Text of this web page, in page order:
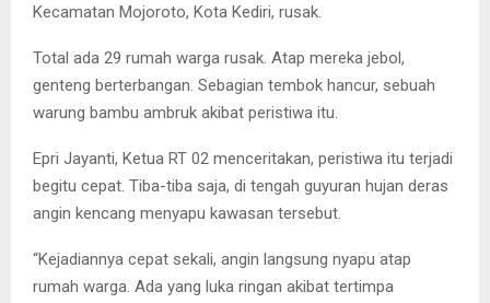
Kecamatan Mojoroto, Kota Kediri, rusak.
Total ada 29 rumah warga rusak. Atap mereka jebol,
genteng berterbangan. Sebagian tembok hancur, sebuah
warung bambu ambruk akibat peristiwa itu.
Epri Jayanti, Ketua RT 02 menceritakan, peristiwa itu terjadi
begitu cepat. Tiba-tiba saja, di tengah guyuran hujan deras
angin kencang menyapu kawasan tersebut.
“Kejadiannya cepat sekali, angin langsung nyapu atap
rumah warga. Ada yang luka ringan akibat tertimpa